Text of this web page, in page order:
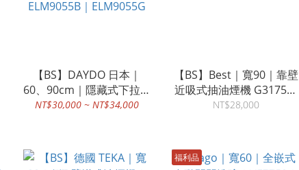
【BS】DAYDO 日本｜
60、90cm｜隱藏式下拉升
降櫃｜ELM6055B 黑色｜
NT$30,000 ~ NT$34,000
【BS】Best｜寬90｜靠壁
近吸式抽油煙機 G3175｜
黑色 110V
NT$28,000
福利品